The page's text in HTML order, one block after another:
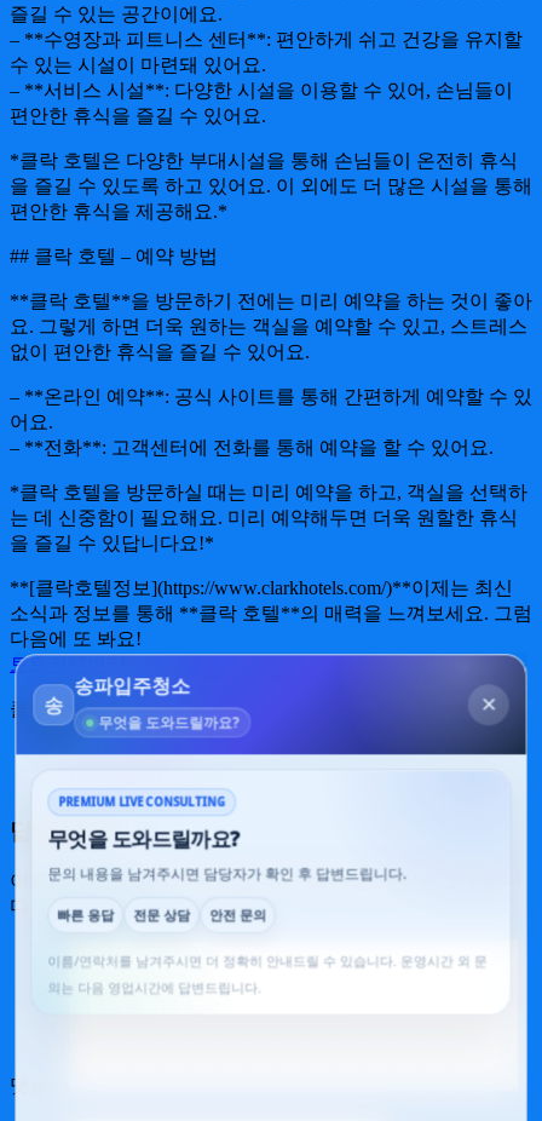
즐길 수 있는 공간이에요.
– **수영장과 피트니스 센터**: 편안하게 쉬고 건강을 유지할
수 있는 시설이 마련돼 있어요.
– **서비스 시설**: 다양한 시설을 이용할 수 있어, 손님들이
편안한 휴식을 즐길 수 있어요.
*클락 호텔은 다양한 부대시설을 통해 손님들이 온전히 휴식
을 즐길 수 있도록 하고 있어요. 이 외에도 더 많은 시설을 통해
편안한 휴식을 제공해요.*
## 클락 호텔 – 예약 방법
**클락 호텔**을 방문하기 전에는 미리 예약을 하는 것이 좋아
요. 그렇게 하면 더욱 원하는 객실을 예약할 수 있고, 스트레스
없이 편안한 휴식을 즐길 수 있어요.
– **온라인 예약**: 공식 사이트를 통해 간편하게 예약할 수 있
어요.
– **전화**: 고객센터에 전화를 통해 예약을 할 수 있어요.
*클락 호텔을 방문하실 때는 미리 예약을 하고, 객실을 선택하
는 데 신중함이 필요해요. 미리 예약해두면 더욱 원할한 휴식
을 즐길 수 있답니다요!*
**[클락호텔정보](https://www.clarkhotels.com/)**이제는 최신
소식과 정보를 통해 **클락 호텔**의 매력을 느껴보세요. 그럼
다음에 또 봐요!
토토커뮤니티
클락호텔정보
←클락호텔정보
답글 남기기
이메일 주소는 공개되지 않습니다. 필수 필드는
다
댓글